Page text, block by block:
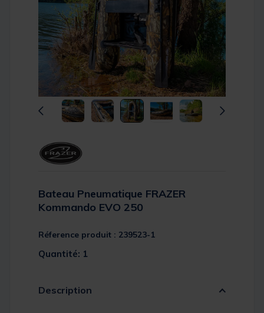
Bateau Pneumatique FRAZER
Kommando EVO 250
Réference produit : 239523-1
Quantité: 1
Description